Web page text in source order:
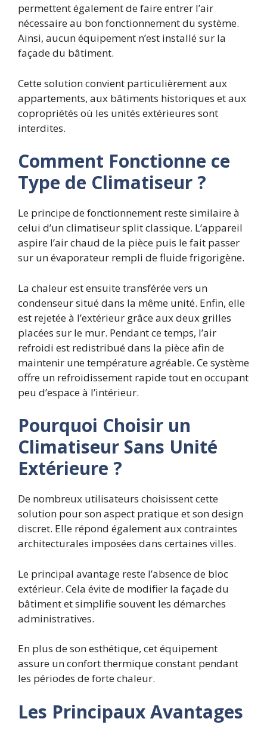
permettent également de faire entrer l’air
nécessaire au bon fonctionnement du système.
Ainsi, aucun équipement n’est installé sur la
façade du bâtiment.
Cette solution convient particulièrement aux
appartements, aux bâtiments historiques et aux
copropriétés où les unités extérieures sont
interdites.
Comment Fonctionne ce
Type de Climatiseur ?
Le principe de fonctionnement reste similaire à
celui d’un climatiseur split classique. L’appareil
aspire l’air chaud de la pièce puis le fait passer
sur un évaporateur rempli de fluide frigorigène.
La chaleur est ensuite transférée vers un
condenseur situé dans la même unité. Enfin, elle
est rejetée à l’extérieur grâce aux deux grilles
placées sur le mur. Pendant ce temps, l’air
refroidi est redistribué dans la pièce afin de
maintenir une température agréable. Ce système
offre un refroidissement rapide tout en occupant
peu d’espace à l’intérieur.
Pourquoi Choisir un
Climatiseur Sans Unité
Extérieure ?
De nombreux utilisateurs choisissent cette
solution pour son aspect pratique et son design
discret. Elle répond également aux contraintes
architecturales imposées dans certaines villes.
Le principal avantage reste l’absence de bloc
extérieur. Cela évite de modifier la façade du
bâtiment et simplifie souvent les démarches
administratives.
En plus de son esthétique, cet équipement
assure un confort thermique constant pendant
les périodes de forte chaleur.
Les Principaux Avantages